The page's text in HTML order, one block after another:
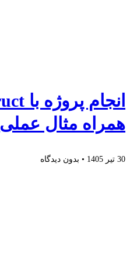
همراه مثال عملی
30 تیر 1405 بدون دیدگاه